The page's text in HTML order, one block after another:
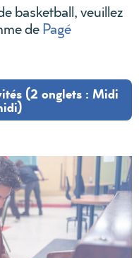
basketball, veuillez
dePagé
(2 onglets : Midi